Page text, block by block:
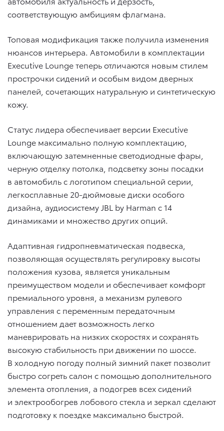
соответствующую амбициям флагмана.
Топовая модификация также получила изменения
нюансов интерьера. Автомобили в комплектации
Executive Lounge теперь отличаются новым стилем
прострочки сидений и особым видом дверных
панелей, сочетающих натуральную и синтетическую
кожу.
Статус лидера обеспечивает версии Executive
Lounge максимально полную комплектацию,
включающую затемненные светодиодные фары,
черную отделку потолка, подсветку зоны посадки
в автомобиль с логотипом специальной серии,
легкосплавные 20-дюймовые диски особого
дизайна, аудиосистему JBL by Harman c 14
динамиками и множество других опций.
Адаптивная гидропневматическая подвеска,
позволяющая осуществлять регулировку высоты
положения кузова, является уникальным
преимуществом модели и обеспечивает комфорт
премиального уровня, а механизм рулевого
управления с переменным передаточным
отношением дает возможность легко
маневрировать на низких скоростях и сохранять
высокую стабильность при движении по шоссе.
В холодную погоду полный зимний пакет позволит
быстро согреть салон с помощью дополнительного
элемента отопления, а подогрев всех сидений
и электрообогрев лобового стекла и зеркал сделают
подготовку к поездке максимально быстрой.